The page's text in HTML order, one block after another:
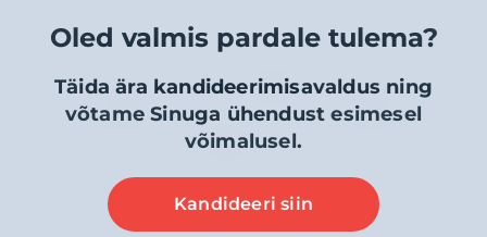
Oled valmis pardale tulema?
Täida ära kandideerimisavaldus ning
võtame Sinuga ühendust esimesel
võimalusel.
Kandideeri siin